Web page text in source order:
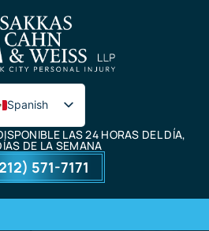
Spanish
English
LAS 24 HORAS DEL DÍA,
DE LA SEMANA
571-7171